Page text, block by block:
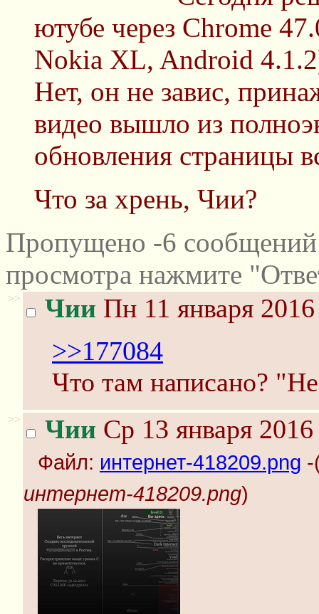
ютубе через Chrome
Nokia XL, Android
Нет, он не завис,
видео вышло из
обновления страницы
Что за хрень, Чии?
Пропущено -6
просмотра нажмите
>> Чии Пн 11 января
>>177084
Что там написано?
>> Чии Ср 13 января
Файл: интернет-418209.png -
интернет-418209.png)